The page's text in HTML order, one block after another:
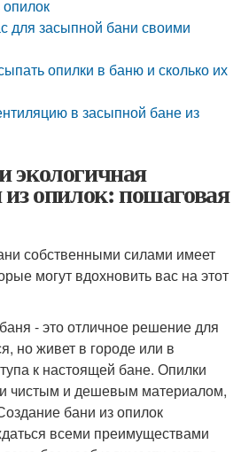
для засыпной бани своими
опилки в баню и сколько их
в засыпной бане из
экологичная
опилок: пошаговая
собственными силами имеет
могут вдохновить вас на этот
- это отличное решение для
но живет в городе или в
к настоящей бане. Опилки
чистым и дешевым материалом,
бани из опилок
всеми преимуществами